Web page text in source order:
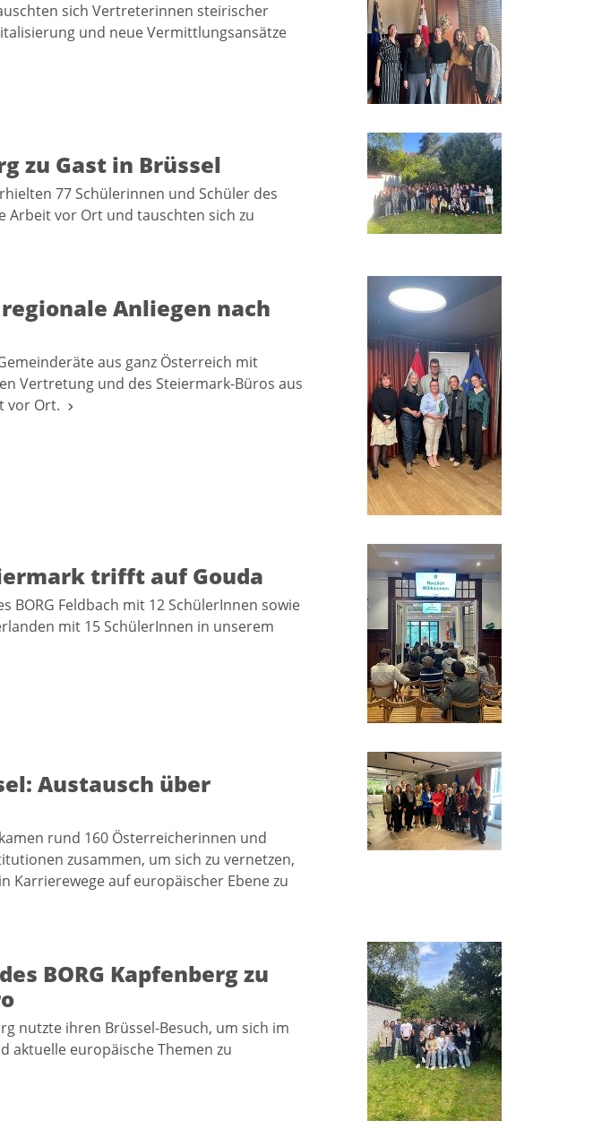
sich Vertreterinnen steirischer
und neue Vermittlungsansätze
zu Gast in Brüssel
77 Schülerinnen und Schüler des
Arbeit vor Ort und tauschten sich zu
Anliegen nach
aus ganz Österreich mit
Vertretung und des Steiermark-Büros aus
vor Ort.
trifft auf Gouda
BORG Feldbach mit 12 SchülerInnen sowie
mit 15 SchülerInnen in unserem
Austausch über
rund 160 Österreicherinnen und
zusammen, um sich zu vernetzen,
Karrierewege auf europäischer Ebene zu
BORG Kapfenberg zu
nutzte ihren Brüssel-Besuch, um sich im
aktuelle europäische Themen zu